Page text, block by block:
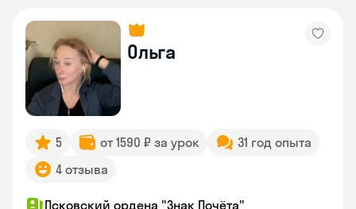
Ольга
5 от 1590 ₽ за урок
31 год опыта
4 отзыва
Псковский ордена "Знак Почёта"